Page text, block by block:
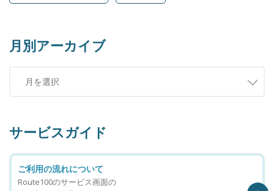
月別アーカイブ
サービスガイド
ご利用の流れについて
Route100のサービス画面の